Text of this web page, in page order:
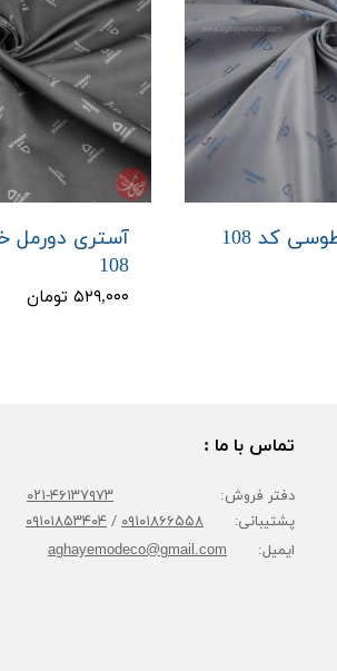
کد 108
آستری دورمل
108
۵۲۹,۰۰۰ تومان
تماس با ما :
دفتر فروش: ۴۶۱۳۷۹۷۳-۰۲۱
پشتیبانی: ۰۹۱۰۱۸۶۶۵۵۸/۰۹۱۰۱۸۵۳۴۰۴
ایمیل: aghayemodeco@gmail.com